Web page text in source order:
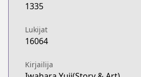
1335
Lukijat
16064
Kirjailija